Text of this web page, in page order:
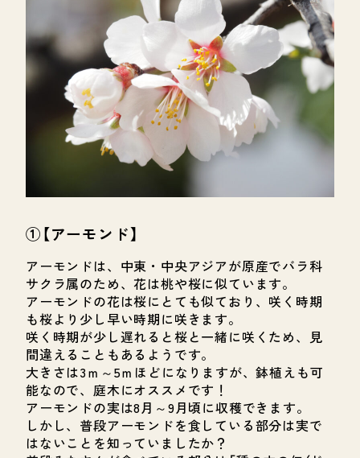
①【アーモンド】
アーモンドは、中東・中央アジアが原産でバラ科
サクラ属のため、花は桃や桜に似ています。
アーモンドの花は桜にとても似ており、咲く時期
も桜より少し早い時期に咲きます。
咲く時期が少し遅れると桜と一緒に咲くため、見
間違えることもあるようです。
大きさは3ｍ～5ｍほどになりますが、鉢植えも可
能なので、庭木にオススメです！
アーモンドの実は8月～9月頃に収穫できます。
しかし、普段アーモンドを食している部分は実で
はないことを知っていましたか？